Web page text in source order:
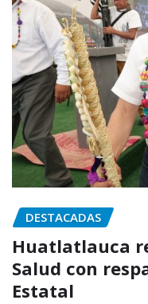
DESTACADAS
Huatlatlauca
Salud con
Estatal